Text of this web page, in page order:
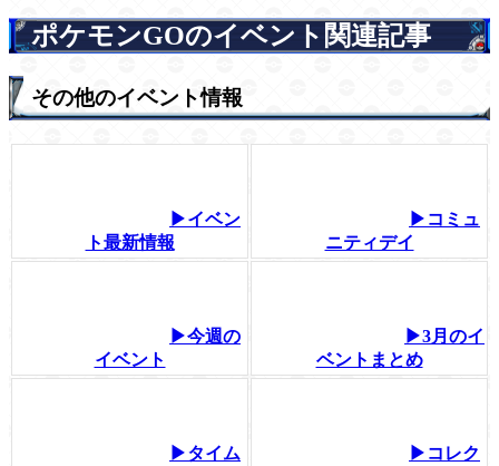
ポケモンGOのイベント関連記事
その他のイベント情報
▶イベン
ト最新情報
▶コミュ
ニティデイ
▶今週の
イベント
▶3月のイ
ベントまとめ
▶タイム
▶コレク